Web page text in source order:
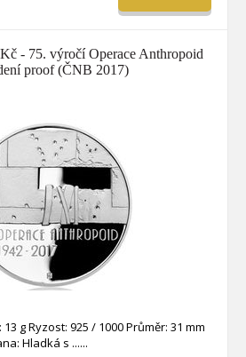
- 75. výročí Operace Anthropoid
proof (ČNB 2017)
g Ryzost: 925 / 1000 Průměr: 31 mm
Provedení: PROOF Hrana: Hladká s ...